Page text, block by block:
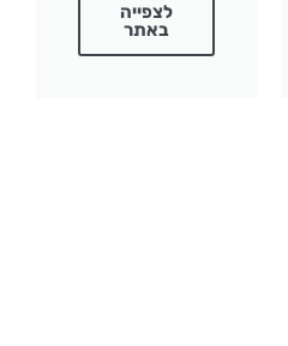
לצפייה
באתר